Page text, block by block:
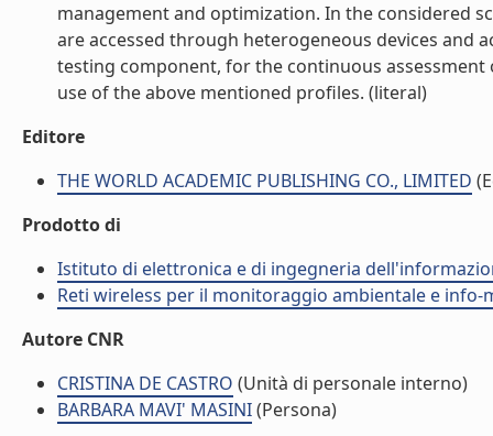
management and optimization. In the considered
are accessed through heterogeneous devices and
testing component, for the continuous
use of the above mentioned profiles. (literal)
Editore
THE WORLD ACADEMIC PUBLISHING CO., LIMITED
Prodotto di
Istituto di elettronica e di ingegneria
Reti wireless per il monitoraggio ambientale e info-
Autore CNR
CRISTINA DE CASTRO (Unità di personale interno)
BARBARA MAVI' MASINI(Persona)